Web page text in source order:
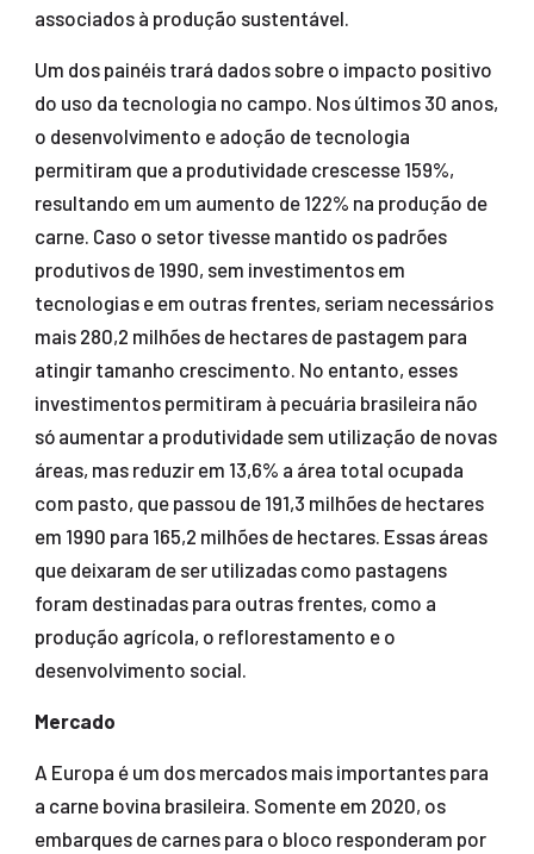
associados à produção sustentável.
Um dos painéis trará dados sobre o impacto positivo
do uso da tecnologia no campo. Nos últimos 30 anos,
o desenvolvimento e adoção de tecnologia
permitiram que a produtividade crescesse 159%,
resultando em um aumento de 122% na produção de
carne. Caso o setor tivesse mantido os padrões
produtivos de 1990, sem investimentos em
tecnologias e em outras frentes, seriam necessários
mais 280,2 milhões de hectares de pastagem para
atingir tamanho crescimento. No entanto, esses
investimentos permitiram à pecuária brasileira não
só aumentar a produtividade sem utilização de novas
áreas, mas reduzir em 13,6% a área total ocupada
com pasto, que passou de 191,3 milhões de hectares
em 1990 para 165,2 milhões de hectares. Essas áreas
que deixaram de ser utilizadas como pastagens
foram destinadas para outras frentes, como a
produção agrícola, o reflorestamento e o
desenvolvimento social.
Mercado
A Europa é um dos mercados mais importantes para
a carne bovina brasileira. Somente em 2020, os
embarques de carnes para o bloco responderam por